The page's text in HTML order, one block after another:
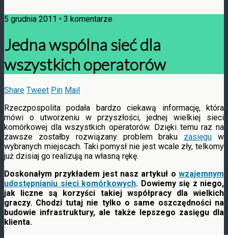
5 grudnia 2011 • 3 komentarze
Jedna wspólna sieć dla
wszystkich operatorów
Share Tweet Pin Mail
Rzeczpospolita podała bardzo ciekawą informację, która
mówi o utworzeniu w przyszłości, jednej wielkiej sieci
komórkowej dla wszystkich operatorów. Dzięki temu raz na
zawsze zostałby rozwiązany problem braku zasięgu w
wybranych miejscach. Taki pomysł nie jestwcale zły, telkomy
już dzisiaj go realizują na własną rękę.
Doskonałym przykładem jest nasz artykuł o wzajemnym
udostępnianiu sieci komórkowych. Dowiemy się z niego,
jak liczne są korzyści takiej współpracy dla wielkich
graczy. Chodzi tutaj nie tylko o same oszczędności na
budowie infrastruktury, ale także lepszego zasięgu dla
klienta.